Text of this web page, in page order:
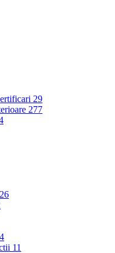
29
277
26
11